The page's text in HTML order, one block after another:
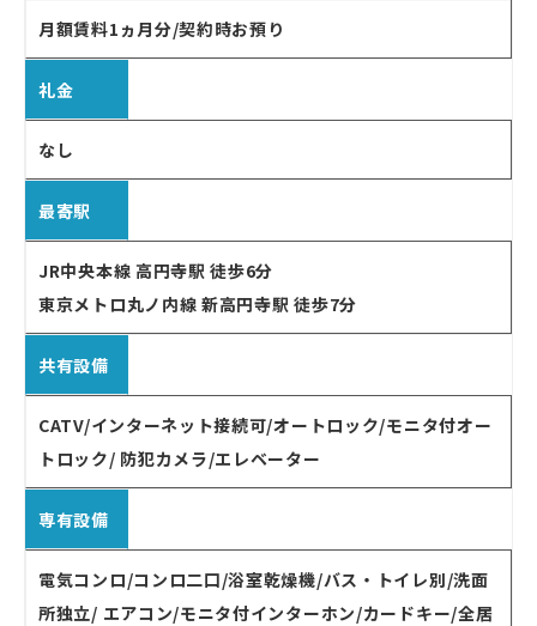
月額賃料1ヵ月分/契約時お預り
礼金
なし
最寄駅
JR中央本線 高円寺駅 徒歩6分
東京メトロ丸ノ内線 新高円寺駅 徒歩7分
共有設備
CATV/インターネット接続可/オートロック/モニタ付オー
トロック/ 防犯カメラ/エレベーター
専有設備
電気コンロ/コンロ二口/浴室乾燥機/バス・トイレ別/洗面
所独立/ エアコン/モニタ付インターホン/カードキー/全居